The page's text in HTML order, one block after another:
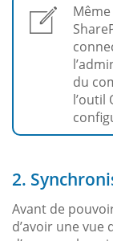
du
l’outil
2.
Avant de
d’avoir une vue